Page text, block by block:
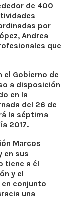
de 400
por
Andrea
que
el Gobierno de
a disposición
en la
del 26 de
la séptima
2017.
Marcos
en sus
tiene a él
y el
conjunto
una